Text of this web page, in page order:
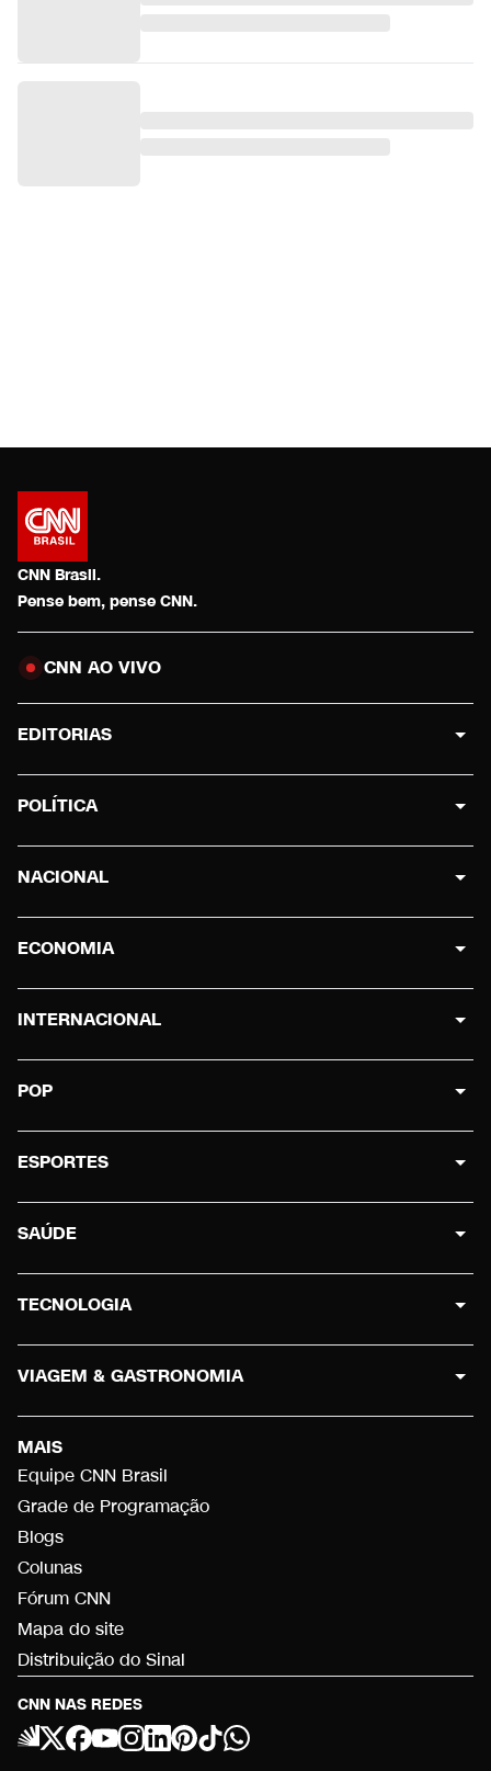
CNN Brasil.
Pense bem, pense CNN.
CNN AO VIVO
CNN NAS REDES
MAIS
Equipe CNN Brasil
Grade de Programação
Blogs
Colunas
Fórum CNN
Mapa do site
Distribuição do Sinal
EDITORIAS
POLÍTICA
NACIONAL
ECONOMIA
INTERNACIONAL
POP
ESPORTES
SAÚDE
TECNOLOGIA
VIAGEM & GASTRONOMIA